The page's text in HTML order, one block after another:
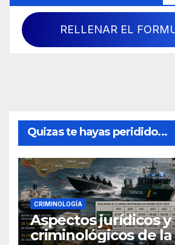
RELLENAR EL
Quizas te hayas peridido...
CRIMINOLOGÍA
Aspectos jurídicos y
criminológicos de